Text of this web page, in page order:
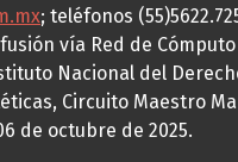
; teléfonos
vía Red de Cómputo
Nacional del
Circuito Maestro
de octubre de 2025.